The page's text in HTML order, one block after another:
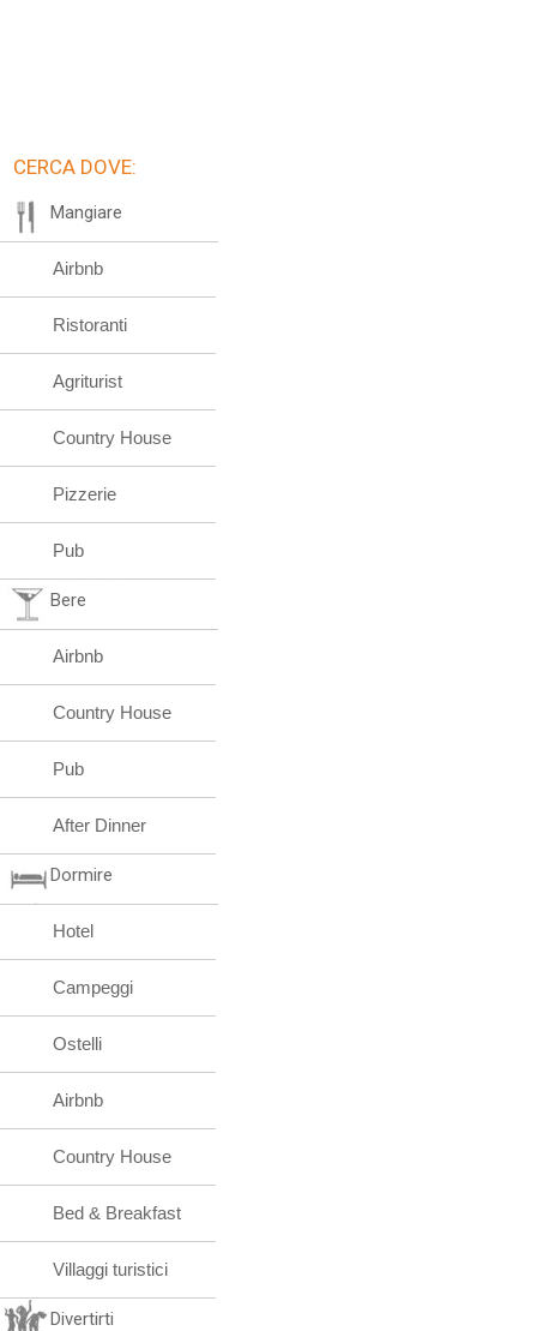
CERCA DOVE:
Mangiare
Airbnb
Ristoranti
Agriturist
Country House
Pizzerie
Pub
Bere
Airbnb
Country House
Pub
After Dinner
Dormire
Hotel
Campeggi
Ostelli
Airbnb
Country House
Bed & Breakfast
Villaggi turistici
Divertirti